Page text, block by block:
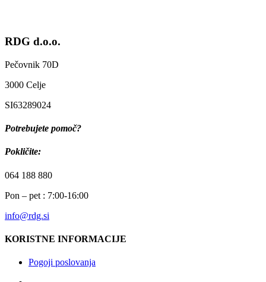
RDG d.o.o.
Pečovnik 70D
3000 Celje
SI63289024
Potrebujete pomoč?
Pokličite:
064 188 880
Pon – pet : 7:00-16:00
info@rdg.si
KORISTNE INFORMACIJE
Pogoji poslovanja